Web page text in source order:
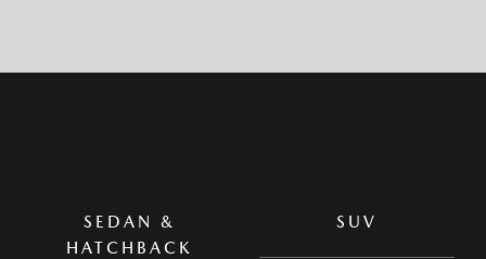
SEDAN &
HATCHBACK
SUV